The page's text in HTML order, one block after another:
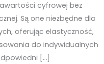
cyfrowej bez
Są one niezbędne dla
oferując elastyczność,
do indywidualnych
[…]